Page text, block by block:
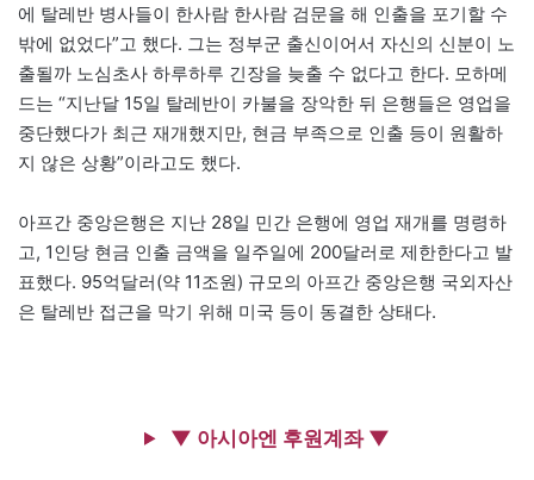
에 탈레반 병사들이 한사람 한사람 검문을 해 인출을 포기할 수
밖에 없었다”고 했다. 그는 정부군 출신이어서 자신의 신분이 노
출될까 노심초사 하루하루 긴장을 늦출 수 없다고 한다. 모하메
드는 “지난달 15일 탈레반이 카불을 장악한 뒤 은행들은 영업을
중단했다가 최근 재개했지만, 현금 부족으로 인출 등이 원활하
지 않은 상황”이라고도 했다.
아프간 중앙은행은 지난 28일 민간 은행에 영업 재개를 명령하
고, 1인당 현금 인출 금액을 일주일에 200달러로 제한한다고 발
표했다. 95억달러(약 11조원) 규모의 아프간 중앙은행 국외자산
은 탈레반 접근을 막기 위해 미국 등이 동결한 상태다.
▼ 아시아엔 후원계좌 ▼